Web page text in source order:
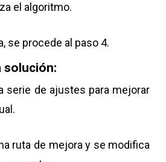
el algoritmo.
se procede al paso 4.
solución:
serie de ajustes para mejorar
ruta de mejora y se modifica